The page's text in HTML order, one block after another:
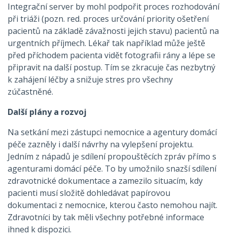
Integrační server by mohl podpořit proces rozhodování
při triáži (pozn. red. proces určování priority ošetření
pacientů na základě závažnosti jejich stavu) pacientů na
urgentních příjmech. Lékař tak například může ještě
před příchodem pacienta vidět fotografii rány a lépe se
připravit na další postup. Tím se zkracuje čas nezbytný
k zahájení léčby a snižuje stres pro všechny
zúčastněné.
Další plány a rozvoj
Na setkání mezi zástupci nemocnice a agentury domácí
péče zazněly i další návrhy na vylepšení projektu.
Jedním z nápadů je sdílení propouštěcích zpráv přímo s
agenturami domácí péče. To by umožnilo snazší sdílení
zdravotnické dokumentace a zamezilo situacím, kdy
pacienti musí složitě dohledávat papírovou
dokumentaci z nemocnice, kterou často nemohou najít.
Zdravotníci by tak měli všechny potřebné informace
ihned k dispozici.